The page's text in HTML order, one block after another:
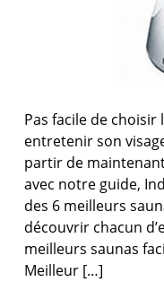
Pas facile de
entretenir son
partir de
avec notre guide,
des 6 meilleurs
découvrir chacun
meilleurs saunas
Meilleur […]